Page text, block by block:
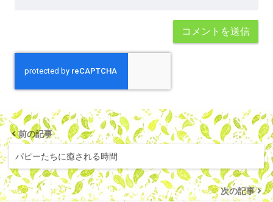
前の記事
パピーたちに癒される時間
次の記事